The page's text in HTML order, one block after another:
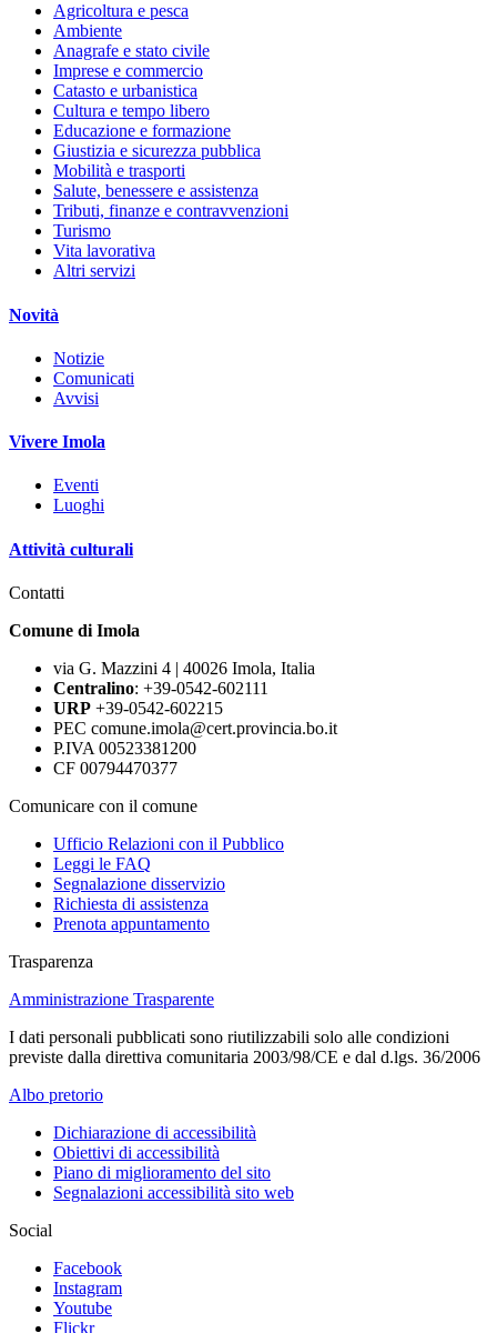
Agricoltura e pesca
Ambiente
Anagrafe e stato civile
Imprese e commercio
Catasto e urbanistica
Cultura e tempo libero
Educazione e formazione
Giustizia e sicurezza pubblica
Mobilità e trasporti
Salute, benessere e assistenza
Tributi, finanze e contravvenzioni
Turismo
Vita lavorativa
Altri servizi
Novità
Notizie
Comunicati
Avvisi
Vivere Imola
Eventi
Luoghi
Attività culturali
Contatti
Comune di Imola
via G. Mazzini 4 | 40026 Imola, Italia
Centralino: +39-0542-602111
URP +39-0542-602215
PEC comune.imola@cert.provincia.bo.it
P.IVA 00523381200
CF 00794470377
Comunicare con il comune
Ufficio Relazioni con il Pubblico
Leggi le FAQ
Segnalazione disservizio
Richiesta di assistenza
Prenota appuntamento
Trasparenza
Amministrazione Trasparente
I dati personali pubblicati sono riutilizzabili solo alle condizioni
previste dalla direttiva comunitaria 2003/98/CE e dal d.lgs. 36/2006
Albo pretorio
Dichiarazione di accessibilità
Obiettivi di accessibilità
Piano di miglioramento del sito
Segnalazioni accessibilità sito web
Social
Facebook
Instagram
Youtube
Flickr